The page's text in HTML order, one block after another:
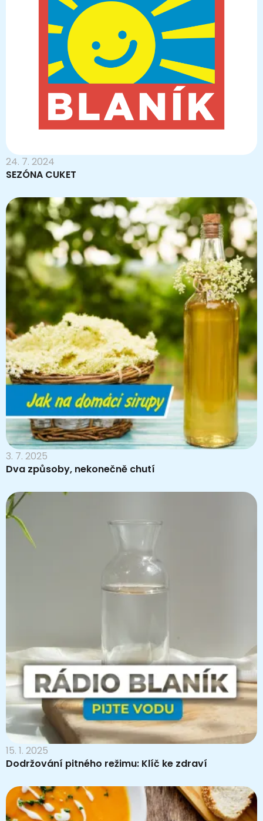
24. 7. 2024
SEZÓNA CUKET
3. 7. 2025
Dva způsoby, nekonečně chutí
15. 1. 2025
Dodržování pitného režimu: Klíč ke zdraví